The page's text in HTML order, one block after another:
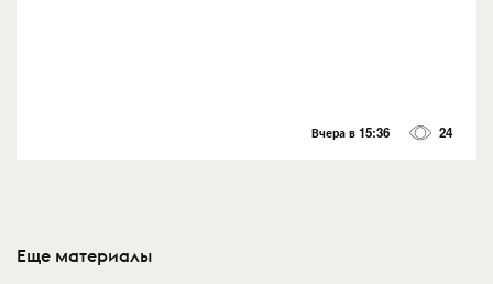
Вчера в 15:36 24
Еще материалы